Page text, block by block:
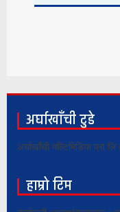
अर्घाखाँची टुडे
अर्घाखाँची मल्टिमिडिया
हाम्रो टिम